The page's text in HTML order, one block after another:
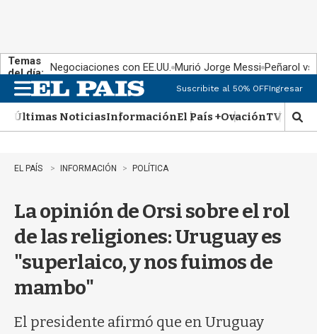
Temas
del día: Negociaciones con EE.UU. Murió Jorge Messi Peñarol
n
u
Suscribite al 50% OFFIngresar
Últimas NoticiasInformaciónEl País +OvaciónTV Show
M
o
EL PAÍS INFORMACIÓN POLÍTICA
La opinión de Orsi sobre el rol
de las religiones: Uruguay es
"superlaico, y nos fuimos de
mambo"
El presidente afirmó que en Uruguay